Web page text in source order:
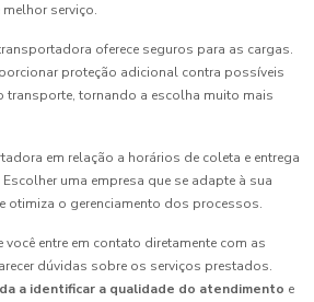
serviço.
oferece seguros para as cargas.
proteção adicional contra possíveis
transporte, tornando a escolha muito mais
em relação a horários de coleta e entrega
uma empresa que se adapte à sua
otimiza o gerenciamento dos processos.
você entre em contato diretamente com as
dúvidas sobre os serviços prestados.
a identificar a qualidade do atendimento e